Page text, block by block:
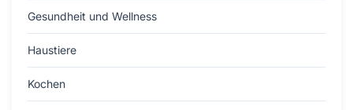
Gesundheit und Wellness
Haustiere
Kochen